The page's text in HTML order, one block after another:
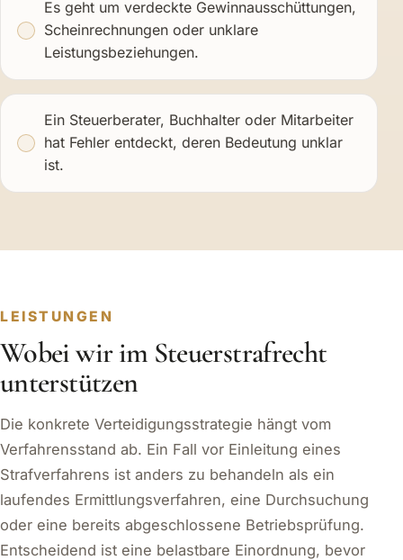
Es geht um verdeckte Gewinnausschüttungen,
Scheinrechnungen oder unklare
Leistungsbeziehungen.
Ein Steuerberater, Buchhalter oder Mitarbeiter
hat Fehler entdeckt, deren Bedeutung unklar
ist.
LEISTUNGEN
Wobei wir im Steuerstrafrecht
unterstützen
Die konkrete Verteidigungsstrategie hängt vom
Verfahrensstand ab. Ein Fall vor Einleitung eines
Strafverfahrens ist anders zu behandeln als ein
laufendes Ermittlungsverfahren, eine Durchsuchung
oder eine bereits abgeschlossene Betriebsprüfung.
Entscheidend ist eine belastbare Einordnung, bevor